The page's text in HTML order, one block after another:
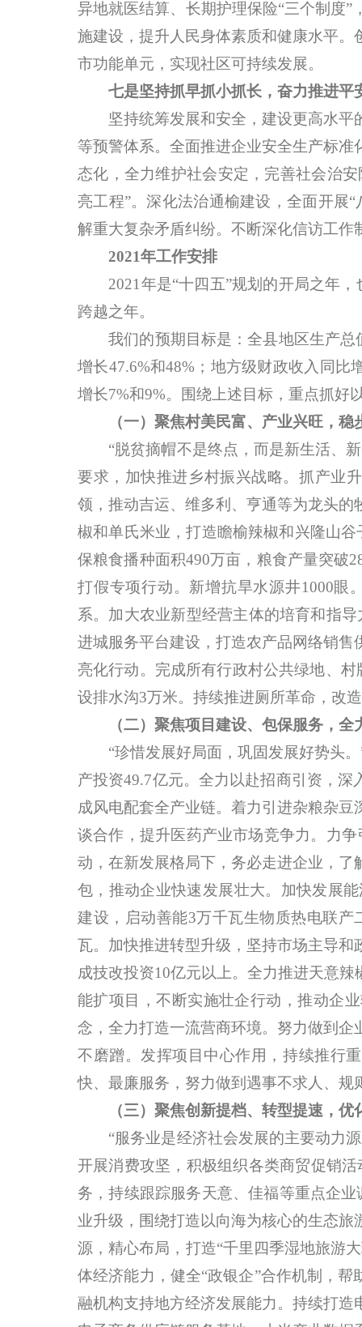
异地就医结算、长期护理保险“三个制度
施建设，提升人民身体素质和健康水平
市功能单元，实现社区可持续发展。
七是坚持抓早抓小抓长，奋力推进平
坚持统筹发展和安全，建设更高水平
等预警体系。全面推进企业安全生产标
态化，全力维护社会安定，完善社会治
亮工程”。深化法治通榆建设，全面开展
解重大复杂矛盾纠纷。不断深化信访工作
2021年工作安排
2021年是“十四五”规划的开局之年，
跨越之年。
我们的预期目标是：全县地区生产总
增长47.6%和48%；地方级财政收入同
增长7%和9%。围绕上述目标，重点抓好
（一）聚焦村美民富、产业兴旺，稳
“脱贫摘帽不是终点，而是新生活、新
要求，加快推进乡村振兴战略。抓产业
领，推动吉运、维多利、亨通等为龙头
椒和单氏米业，打造瞻榆辣椒和兴隆山谷
保粮食播种面积490万亩，粮食产量突破
打假专项行动。新增抗旱水源井1000眼
系。加大农业新型经营主体的培育和指
进城服务平台建设，打造农产品网络销
亮化行动。完成所有行政村公共绿地、
设排水沟3万米。持续推进厕所革命，改
（二）聚焦项目建设、包保服务，全
“珍惜发展好局面，巩固发展好势头。
产投资49.7亿元。全力以赴招商引资，
成风电配套全产业链。着力引进杂粮杂
谈合作，提升医药产业市场竞争力。力
动，在新发展格局下，务必走进企业，
包，推动企业快速发展壮大。加快发展
建设，启动善能3万千瓦生物质热电联
瓦。加快推进转型升级，坚持市场主导
成技改投资10亿元以上。全力推进天意
能扩项目，不断实施壮企行动，推动企
念，全力打造一流营商环境。努力做到
不磨蹭。发挥项目中心作用，持续推行
快、最廉服务，努力做到遇事不求人、规
（三）聚焦创新提档、转型提速，优
“服务业是经济社会发展的主要动力源
开展消费攻坚，积极组织各类商贸促销
务，持续跟踪服务天意、佳福等重点企
业升级，围绕打造以向海为核心的生态
源，精心布局，打造“千里四季湿地旅游
体经济能力，健全“政银企”合作机制，
融机构支持地方经济发展能力。持续打